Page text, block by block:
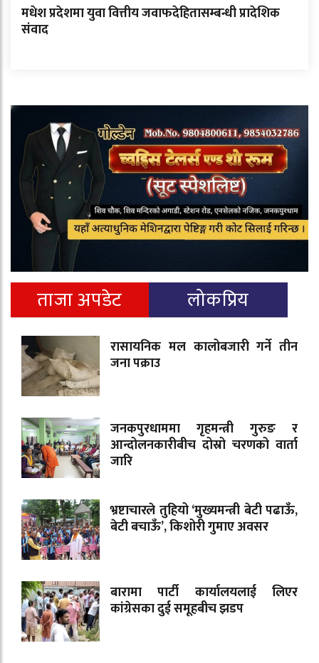
मधेश प्रदेशमा युवा वित्तीय जवाफदेहितासम्बन्धी प्रादेशिक
संवाद
ताजा अपडेट लोकप्रिय
रासायनिक मल कालोबजारी गर्ने तीन
जना पक्राउ
जनकपुरधाममा गृहमन्त्री गुरुङ र
आन्दोलनकारीबीच दोस्रो चरणको वार्ता
जारि
भ्रष्टाचारले तुहियो ‘मुख्यमन्त्री बेटी पढाऊँ,
बेटी बचाऊँ’, किशोरी गुमाए अवसर
बारामा पार्टी कार्यालयलाई लिएर
कांग्रेसका दुई समूहबीच झडप